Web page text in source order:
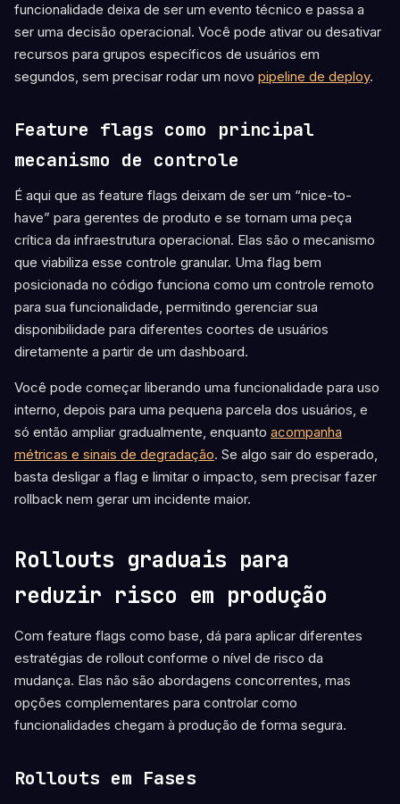
funcionalidade deixa de ser um evento técnico e passa a
ser uma decisão operacional. Você pode ativar ou desativar
recursos para grupos específicos de usuários em
segundos, sem precisar rodar um novo pipeline de deploy.
Feature flags como principal
mecanismo de controle
É aqui que as feature flags deixam de ser um “nice-to-
have” para gerentes de produto e se tornam uma peça
crítica da infraestrutura operacional. Elas são o mecanismo
que viabiliza esse controle granular. Uma flag bem
posicionada no código funciona como um controle remoto
para sua funcionalidade, permitindo gerenciar sua
disponibilidade para diferentes coortes de usuários
diretamente a partir de um dashboard.
Você pode começar liberando uma funcionalidade para uso
interno, depois para uma pequena parcela dos usuários, e
só então ampliar gradualmente, enquanto acompanha
métricas e sinais de degradação. Se algo sair do esperado,
basta desligar a flag e limitar o impacto, sem precisar fazer
rollback nem gerar um incidente maior.
Rollouts graduais para
reduzir risco em produção
Com feature flags como base, dá para aplicar diferentes
estratégias de rollout conforme o nível de risco da
mudança. Elas não são abordagens concorrentes, mas
opções complementares para controlar como
funcionalidades chegam à produção de forma segura.
Rollouts em Fases